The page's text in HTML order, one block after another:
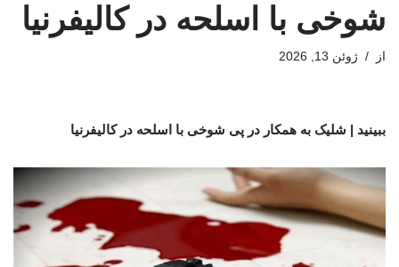
شوخی با اسلحه در کالیفرنیا
از ژوئن 13, 2026
ببینید | شلیک به همکار در پی شوخی با اسلحه در کالیفرنیا